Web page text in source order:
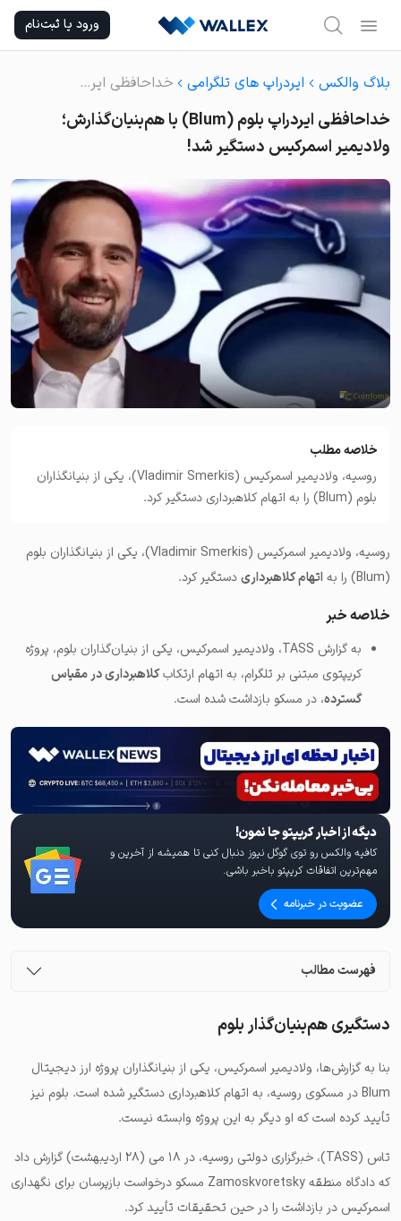
content
ورود یا ثبت‌نام
بلاگ والکس ایردراپ های تلگرامی خداحافظی ایردراپ بلوم (Blum) با هم‌بنیان‌گذارش؛ ولادیمیر اسمرکیس دستگیر شد!
خداحافظی ایردراپ بلوم (Blum) با هم‌بنیان‌گذارش؛
ولادیمیر اسمرکیس دستگیر شد!
خلاصه مطلب
روسیه، ولادیمیر اسمرکیس (Vladimir Smerkis)، یکی از بنیانگذاران
بلوم (Blum) را به اتهام کلاهبرداری دستگیر کرد.
روسیه، ولادیمیر اسمرکیس (Vladimir Smerkis)، یکی از بنیانگذاران بلوم
(Blum) را به
اتهام کلاهبرداریدستگیر کرد.
خلاصه خبر
به گزارش TASS، ولادیمیر اسمرکیس، یکی از بنیان‌گذاران بلوم، پروژه
کریپتوی مبتنی بر تلگرام، به اتهام ارتکابکلاهبرداری در مقیاس
گسترده، در مسکو بازداشت شده است.
دیگه از اخبار کریپتو جا نمون!
کافیه والکس رو توی گوگل نیوز دنبال کنی تا همیشه از آخرین و
مهم‌ترین اتفاقات کریپتو باخبر باشی.
عضویت در خبرنامه
فهرست مطالب
دستگیری هم‌بنیان‌گذار بلوم
بنا به گزارش‌ها، ولادیمیر اسمرکیس، یکی از بنیانگذاران پروژه ارز دیجیتال
Blum در مسکوی روسیه، به اتهام کلاهبرداری دستگیر شده است. بلوم نیز
تأیید کرده است که او دیگر به این پروژه وابسته نیست.
تاس (TASS)، خبرگزاری دولتی روسیه، در ۱۸ می (۲۸ اردیبهشت) گزارش داد
که دادگاه منطقه Zamoskvoretsky مسکو درخواست بازپرسان برای نگهداری
اسمرکیس در بازداشت را در حین تحقیقات تأیید کرد.